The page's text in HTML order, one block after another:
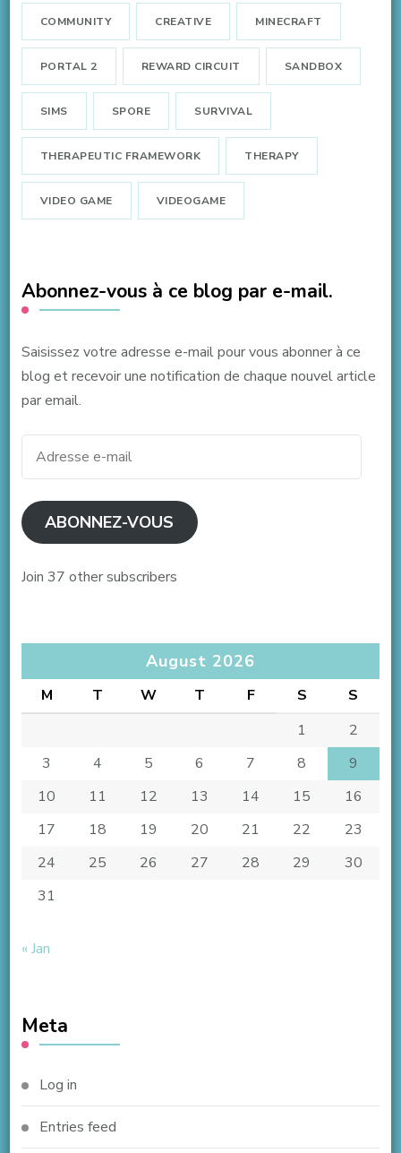
COMMUNITY CREATIVE MINECRAFT
PORTAL 2 REWARD CIRCUIT SANDBOX
SIMS SPORE SURVIVAL
THERAPEUTIC FRAMEWORK THERAPY
VIDEO GAME VIDEOGAME
Abonnez-vous à ce blog par e-mail.
Saisissez votre adresse e-mail pour vous abonner à ce
blog et recevoir une notification de chaque nouvel article
par email.
ABONNEZ-VOUS
Join 37 other subscribers
August 2026
M T W T F S
S
1
2
3
4 5 6 7 8
9
10
11 12 13 14 15
16
17
18 19 20 21 22
23
24
25 26 27 28 29
30
31
« Jan
Meta
Log in
Entries feed